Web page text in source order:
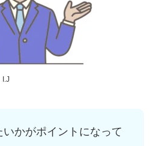
かがポイントになって